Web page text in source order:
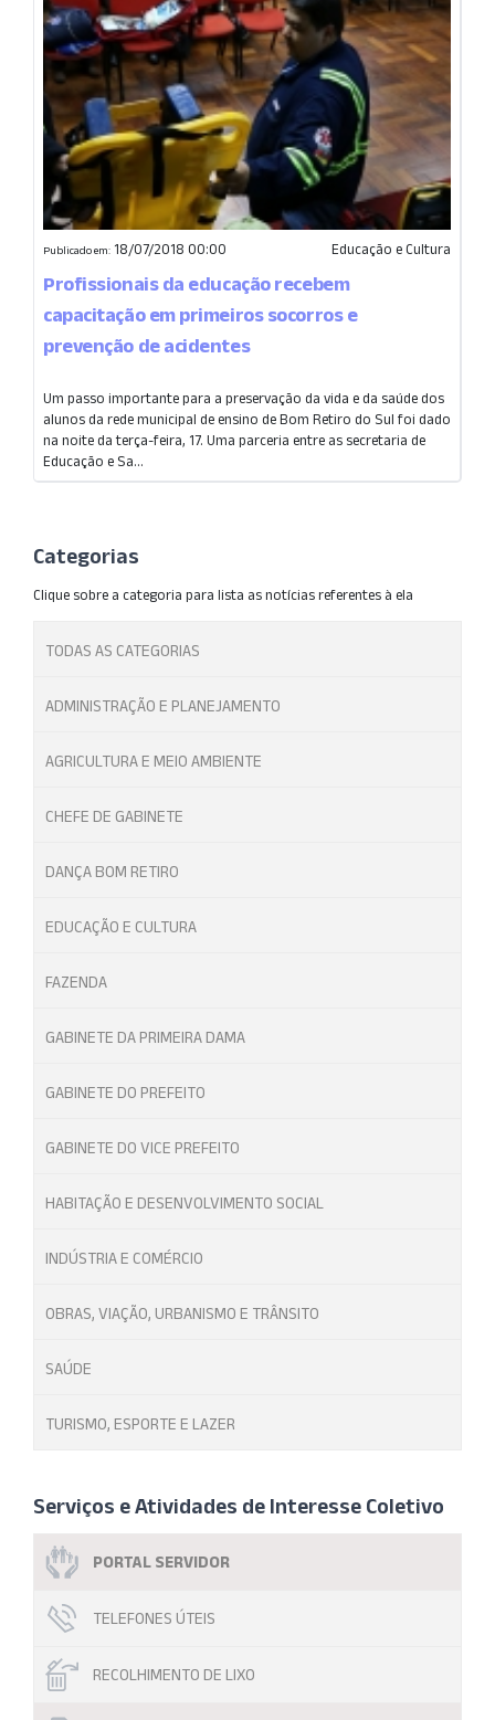
Publicado em: 18/07/2018 00:00 Educação e Cultura
Profissionais da educação recebem
capacitação em primeiros socorros e
prevenção de acidentes
Um passo importante para a preservação da vida e da saúde dos
alunos da rede municipal de ensino de Bom Retiro do Sul foi dado
na noite da terça-feira, 17. Uma parceria entre as secretaria de
Educação e Sa...
Categorias
Clique sobre a categoria para lista as notícias referentes à ela
TODAS AS CATEGORIAS
ADMINISTRAÇÃO E PLANEJAMENTO
AGRICULTURA E MEIO AMBIENTE
CHEFE DE GABINETE
DANÇA BOM RETIRO
EDUCAÇÃO E CULTURA
FAZENDA
GABINETE DA PRIMEIRA DAMA
GABINETE DO PREFEITO
GABINETE DO VICE PREFEITO
HABITAÇÃO E DESENVOLVIMENTO SOCIAL
INDÚSTRIA E COMÉRCIO
OBRAS, VIAÇÃO, URBANISMO E TRÂNSITO
SAÚDE
TURISMO, ESPORTE E LAZER
Serviços e Atividades de Interesse Coletivo
PORTAL SERVIDOR
TELEFONES ÚTEIS
RECOLHIMENTO DE LIXO